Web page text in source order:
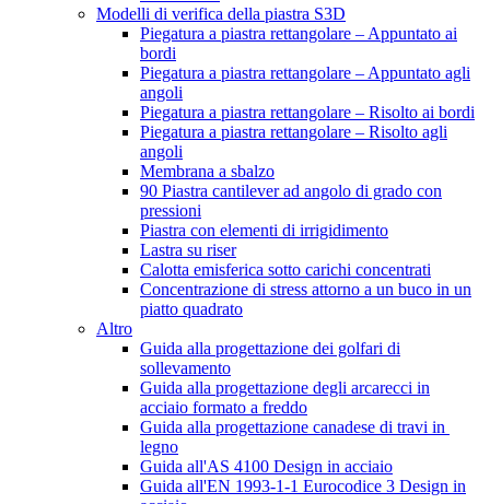
Modelli di verifica della piastra S3D
Piegatura a piastra rettangolare – Appuntato ai
bordi
Piegatura a piastra rettangolare – Appuntato agli
angoli
Piegatura a piastra rettangolare – Risolto ai bordi
Piegatura a piastra rettangolare – Risolto agli
angoli
Membrana a sbalzo
90 Piastra cantilever ad angolo di grado con
pressioni
Piastra con elementi di irrigidimento
Lastra su riser
Calotta emisferica sotto carichi concentrati
Concentrazione di stress attorno a un buco in un
piatto quadrato
Altro
Guida alla progettazione dei golfari di
sollevamento
Guida alla progettazione degli arcarecci in
acciaio formato a freddo
Guida alla progettazione canadese di travi in ​​
legno
Guida all'AS 4100 Design in acciaio
Guida all'EN 1993-1-1 Eurocodice 3 Design in